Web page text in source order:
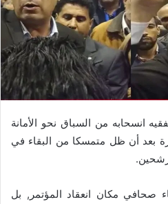
انسحابه من السباق نحو الأمانة
بعد أن ظل متمسكا من البقاء في
صحافي مكان انعقاد المؤتمر, بل